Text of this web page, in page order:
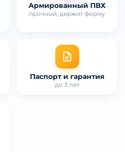
Армированный ПВХ
прочный, держит форму
Паспорт и гарантия
до 3 лет